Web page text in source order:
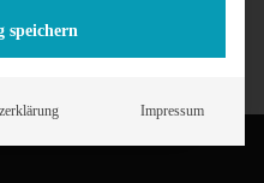
speichern
Impressum